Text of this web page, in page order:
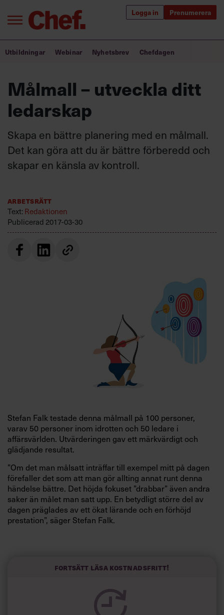
Logga in Prenumerera
Logga in
Om oss
Kontakta oss
Kundservice
Villkor och policy för
personuppgiftsbehandling
Bra ledare förändrar världen
Utbildning för ledare
Chefakademin+
Populära utbildningar
Utbildningar Webinar Nyhetsbrev Chefdagen
Målmall – utveckla ditt
ledarskap
Skapa en bättre planering med en målmall.
Det kan göra att du är bättre förberedd och
skapar en känsla av kontroll.
Arbetsrätt
Text: Redaktionen
Publicerad 2017-03-30
Stefan Falk testade denna målmall på 100 personer,
varav 50 personer inom idrotten och 50 ledare i
affärsvärlden. Utvärderingen gav ett märkvärdigt och
glädjande resultat.
”Om det man målsatt inträffar till exempel mitt på dagen
förefaller det som att man gör allting annat runt denna
händelse bättre. Det höjda fokuset ”drabbar” även andra
saker än målet man satt upp. En betydligt större del av
dagen präglades av ett ökat lärande och en förhöjd
prestation”, säger Stefan Falk.
dimensioner. Dels får du en känsla av kontroll, du vet vad
undermedvetna att förbereda den aktivitet du har målsatt
så att när den väl inträffar kommer du att vara bättre
förberedd”, säger Stefan Falk.
Fortsätt läsa kostnadsfritt!